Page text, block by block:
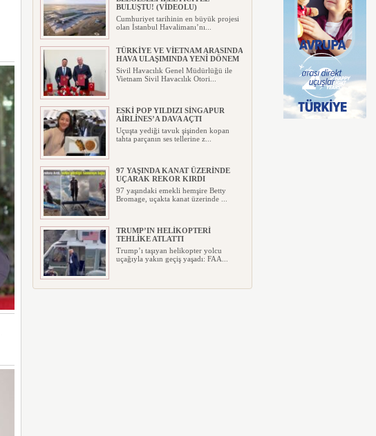
BULUŞTU! (VİDEOLU)
Cumhuriyet tarihinin en büyük projesi
olan İstanbul Havalimanı’nı...
TÜRKİYE VE VİETNAM ARASINDA
HAVA ULAŞIMINDA YENİ DÖNEM
Sivil Havacılık Genel Müdürlüğü ile
Vietnam Sivil Havacılık Otori...
ESKİ POP YILDIZI SİNGAPUR
AİRLİNES’A DAVA AÇTI
Uçuşta yediği tavuk şişinden kopan
tahta parçanın ses tellerine z...
97 YAŞINDA KANAT ÜZERİNDE
UÇARAK REKOR KIRDI
97 yaşındaki emekli hemşire Betty
Bromage, uçakta kanat üzerinde ...
TRUMP’IN HELİKOPTERİ
TEHLİKE ATLATTI
Trump’ı taşıyan helikopter yolcu
uçağıyla yakın geçiş yaşadı: FAA...
YILIN İLK ALTI AYINDA 5 MİLYAR